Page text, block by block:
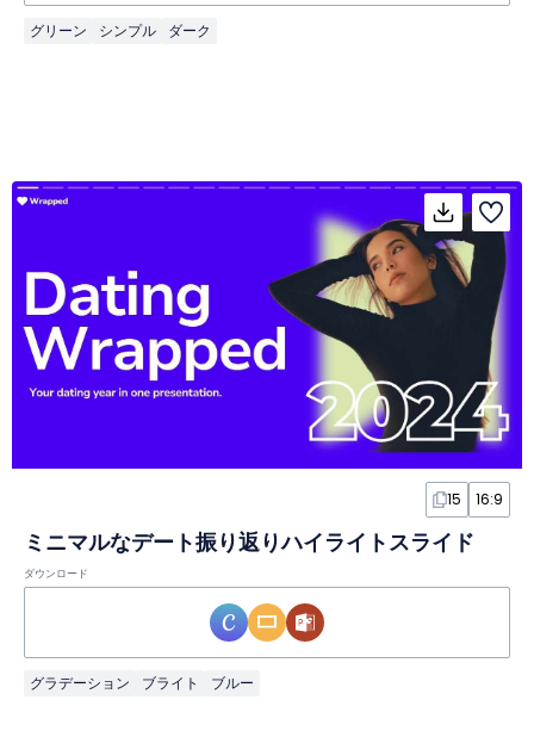
グリーン シンプル ダーク
15 16:9
ミニマルなデート振り返りハイライトスライド
ダウンロード
グラデーション ブライト ブルー